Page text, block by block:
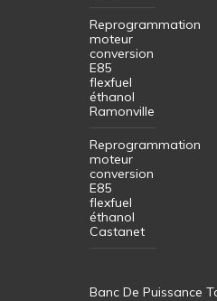
Reprogrammation
moteur
conversion
E85
flexfuel
éthanol
Ramonville
Reprogrammation
moteur
conversion
E85
flexfuel
éthanol
Castanet
Banc De Puissance